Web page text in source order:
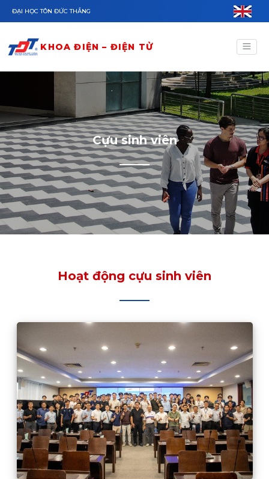
Nhảy đến nội dung
ĐẠI HỌC TÔN ĐỨC THẮNG
KHOA ĐIỆN – ĐIỆN TỬ
Cựu sinh viên
Hoạt động cựu sinh viên